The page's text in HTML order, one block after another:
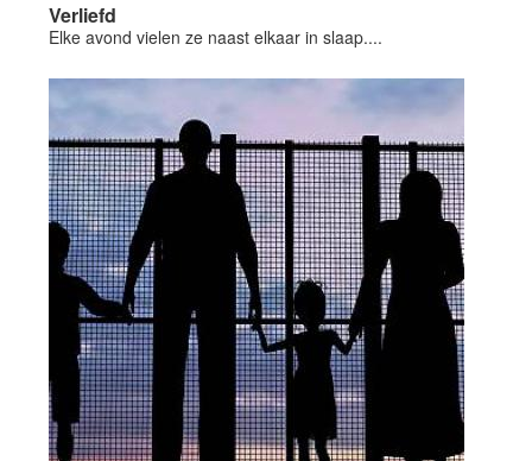
Verliefd
Elke avond vielen ze naast elkaar in slaap....